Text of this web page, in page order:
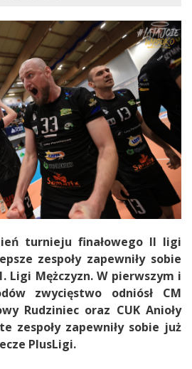
turnieju finałowego II ligi
zespoły zapewniły sobie
Ligi Mężczyzn. W pierwszym i
zwycięstwo odniósł CM
Rudziniec oraz CUK Anioły
zespoły zapewniły sobie już
PlusLigi.